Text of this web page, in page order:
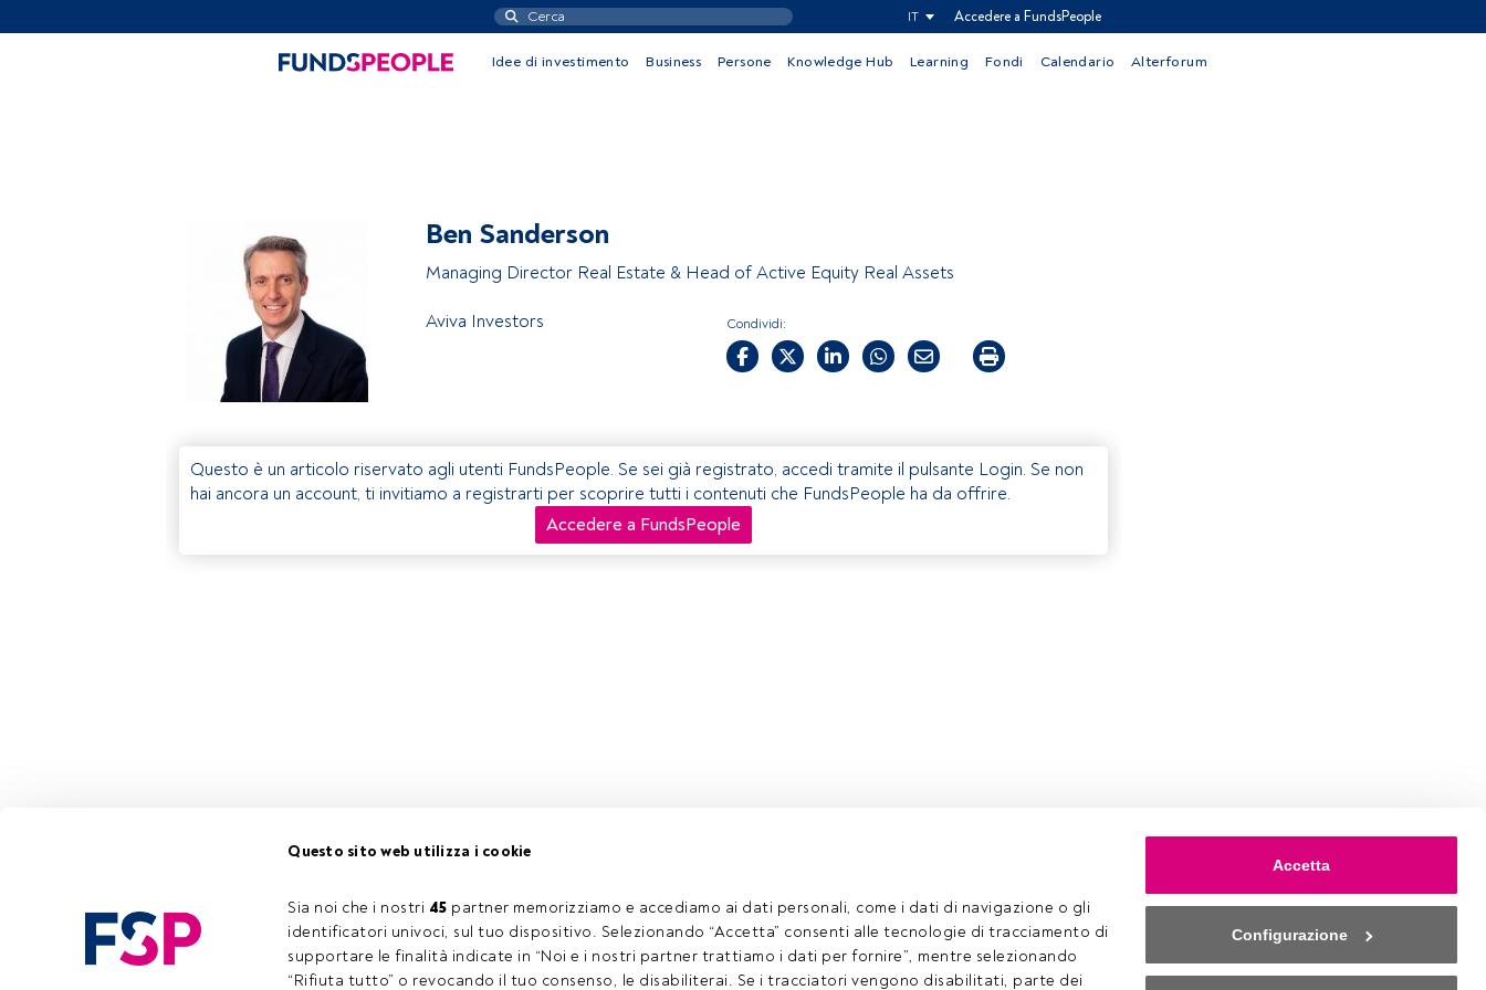
Questo sito web utilizza i cookie
Sia noi che i nostri 45 partner memorizziamo e accediamo ai dati personali, come i dati di navigazione o gli
identificatori univoci, sul tuo dispositivo. Selezionando “Accetta” consenti alle tecnologie di tracciamento di
supportare le finalità indicate in “Noi e i nostri partner trattiamo i dati per fornire”, mentre selezionando
“Rifiuta tutto” o revocando il tuo consenso, le disabiliterai. Se i tracciatori vengono disabilitati, parte dei
Accetta
Configurazione
IT Accedere a FundsPeople
Idee di investimento Business Persone Knowledge Hub Learning Fondi Calendario Alterforum
Ben Sanderson
Managing Director Real Estate & Head of Active Equity Real Assets
Aviva Investors Condividi:
Questo è un articolo riservato agli utenti FundsPeople. Se sei già registrato, accedi tramite il pulsante Login. Se non
hai ancora un account, ti invitiamo a registrarti per scoprire tutti i contenuti che FundsPeople ha da offrire.
Accedere a FundsPeople